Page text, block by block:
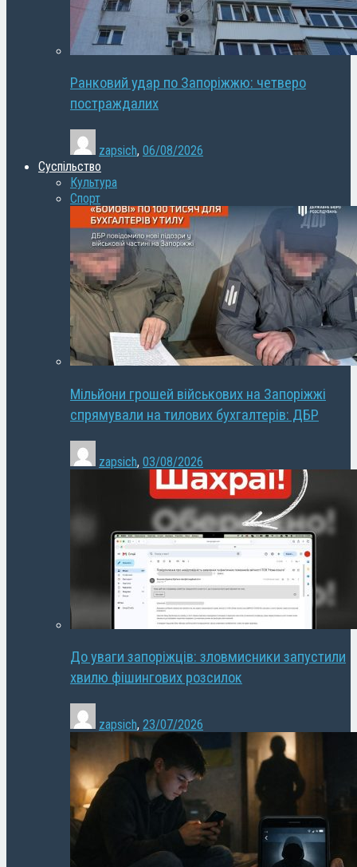
Ранковий удар по Запоріжжю: четверо
постраждалих
zapsich, 06/08/2026
Суспільство
Культура
Спорт
Мільйони грошей військових на Запоріжжі
спрямували на тилових бухгалтерів: ДБР
zapsich, 03/08/2026
До уваги запоріжців: зловмисники запустили
хвилю фішингових розсилок
zapsich, 23/07/2026